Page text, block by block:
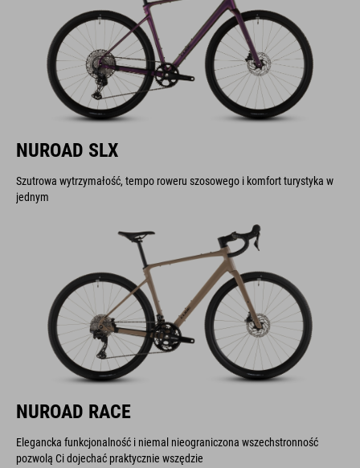
NUROAD SLX
jednym
NUROAD RACE
pozwolą Ci dojechać praktycznie wszędzie